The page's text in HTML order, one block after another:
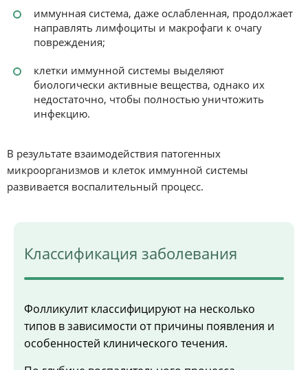
иммунная система, даже ослабленная, продолжает
направлять лимфоциты и макрофаги к очагу
повреждения;
клетки иммунной системы выделяют
биологически активные вещества, однако их
недостаточно, чтобы полностью уничтожить
инфекцию.
В результате взаимодействия патогенных
микроорганизмов и клеток иммунной системы
развивается воспалительный процесс.
Классификация заболевания
Фолликулит классифицируют на несколько
типов в зависимости от причины появления и
особенностей клинического течения.